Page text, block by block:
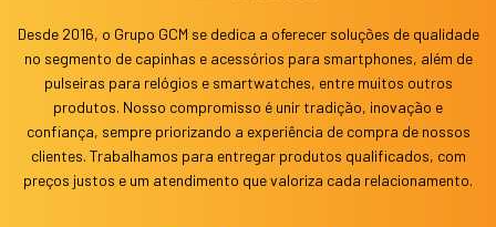
Desde 2016, o Grupo GCM se dedica a oferecer soluções de qualidade
no segmento de capinhas e acessórios para smartphones, além de
pulseiras para relógios e smartwatches, entre muitos outros
produtos. Nosso compromisso é unir tradição, inovação e
confiança, sempre priorizando a experiência de compra de nossos
clientes. Trabalhamos para entregar produtos qualificados, com
preços justos e um atendimento que valoriza cada relacionamento.